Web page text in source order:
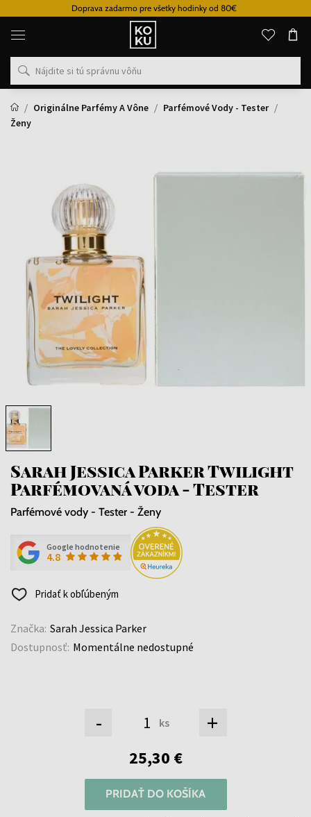
Doprava zadarmo pre všetky hodinky od 80€
Originálne
parfémy
hodinky
na
mieste
Originálne Parfémy A Vône
Parfémové Vody - Tester
Ženy
Sarah Jessica Parker Twilight
Parfémovaná voda - Tester
Parfémové vody - Tester - Ženy
Google hodnotenie
4.8
Pridať k obľúbeným
Značka: Sarah Jessica Parker
Dostupnosť: Momentálne nedostupné
- ks +
25,30 €
PRIDAŤ DO KOŠÍKA